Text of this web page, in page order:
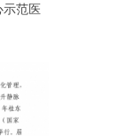
示范医